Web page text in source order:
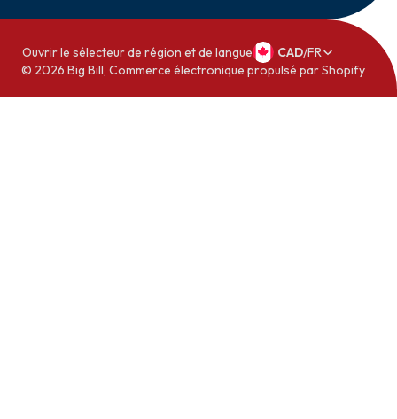
Ouvrir le sélecteur de région et de langue CAD/FR
© 2026 Big Bill, Commerce électronique propulsé par Shopify